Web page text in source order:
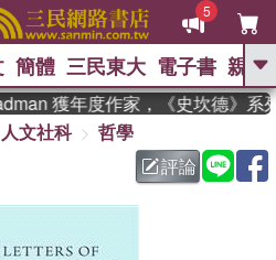
5
GO
熱搜： 東野圭吾 、
父親節 、 如果歷
暑期推薦 、 國際布克
臺灣漫遊錄、 方念華
大的迷走神經
簡體 三民東大 電子書 親子
獲年度作家，《史坎德》系
人文社科
哲學
評論